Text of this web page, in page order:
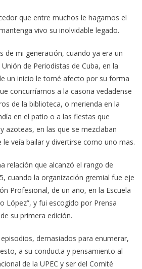
que entre muchos le hagamos el
vivo su inolvidable legado.
de mi generación, cuando ya era un
de Periodistas de Cuba, en la
un inicio le tomé afecto por su forma
concurríamos a la casona vedadense
de la biblioteca, o merienda en la
en el patio o a las fiestas que
azoteas, en las que se mezclaban
veía bailar y divertirse como uno mas.
relación que alcanzó el rango de
cuando la organización gremial fue eje
Profesional, de un año, en la Escuela
López”, y fui escogido por Prensa
su primera edición.
demasiados para enumerar,
a su conducta y pensamiento al
de la UPEC y ser del Comité